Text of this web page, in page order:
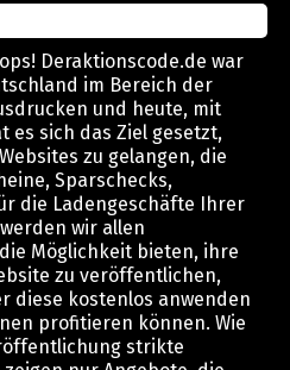
Deraktionscode.de war
im Bereich der
und heute, mit
es sich das Ziel gesetzt,
zu gelangen, die
Sparschecks,
die Ladengeschäfte Ihrer
wir allen
Möglichkeit bieten, ihre
zu veröffentlichen,
diese kostenlos anwenden
profitieren können. Wie
strikte